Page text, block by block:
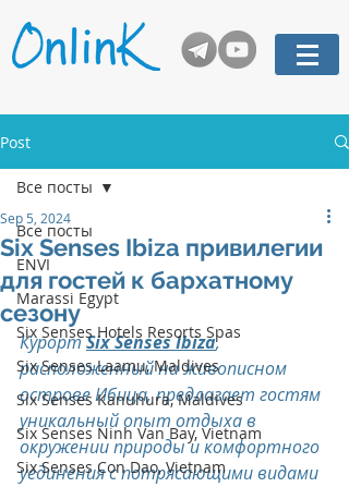
Post
Все посты
ENVI
Marassi Egypt
Six Senses Hotels Resorts Spas
Six Senses Laamu, Maldives
Six Senses Kanuhura, Maldives
Six Senses Ninh Van Bay, Vietnam
Six Senses Con Dao, Vietnam
Все посты
Six Senses Ibiza привилегии
для гостей к бархатному
сезону
Sep 5, 2024
Курорт Six Senses Ibiza,
расположенный на живописном
острове Ибица, предлагает гостям
уникальный опыт отдыха в
окружении природы и комфортного
уединения с потрясающими видами